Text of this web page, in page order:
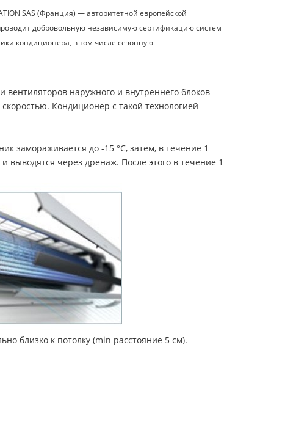
SAS (Франция) — авторитетной европейской
добровольную независимую сертификацию систем
кондиционера, в том числе сезонную
наружного и внутреннего блоков
Кондиционер с такой технологией
замораживается до -15 °C, затем, в течение 1
выводятся через дренаж. После этого в течение 1
близко к потолку (min расстояние 5 см).